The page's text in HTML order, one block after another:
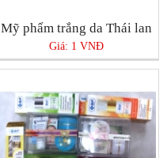
Mỹ phẩm trắng da Thái lan
Giá: 1 VNĐ